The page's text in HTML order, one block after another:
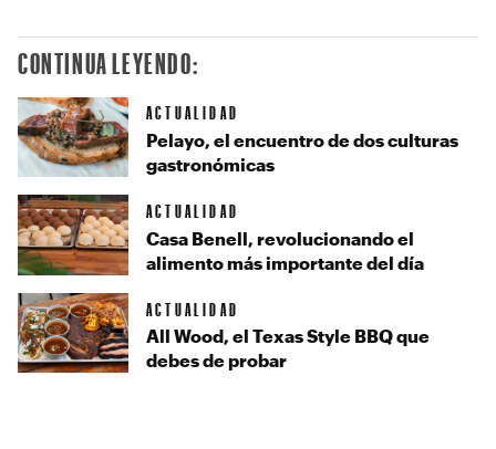
CONTINUA LEYENDO:
ACTUALIDAD
Pelayo, el encuentro de dos culturas
gastronómicas
ACTUALIDAD
Casa Benell, revolucionando el
alimento más importante del día
ACTUALIDAD
All Wood, el Texas Style BBQ que
debes de probar